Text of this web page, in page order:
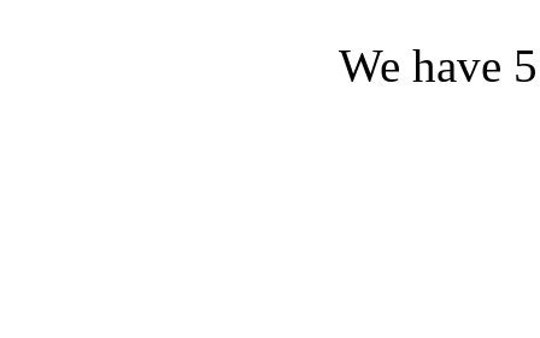
We have